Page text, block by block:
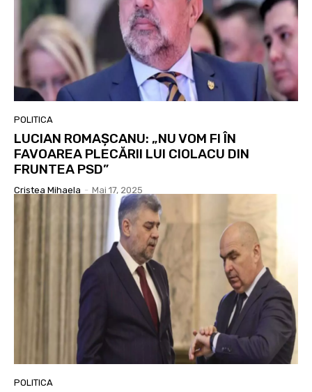
POLITICA
LUCIAN ROMAȘCANU: „NU VOM FI ÎN
FAVOAREA PLECĂRII LUI CIOLACU DIN
FRUNTEA PSD”
Cristea Mihaela - Mai 17, 2025
POLITICA